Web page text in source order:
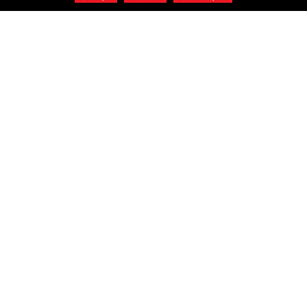
Tel : 00 33 3 21 43 57 57